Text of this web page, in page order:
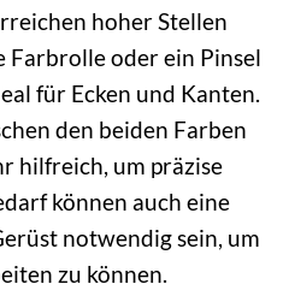
hoher Stellen
Farbrolle oder ein Pinsel
für Ecken und Kanten.
den beiden Farben
hilfreich, um präzise
können auch eine
notwendig sein, um
zu können.